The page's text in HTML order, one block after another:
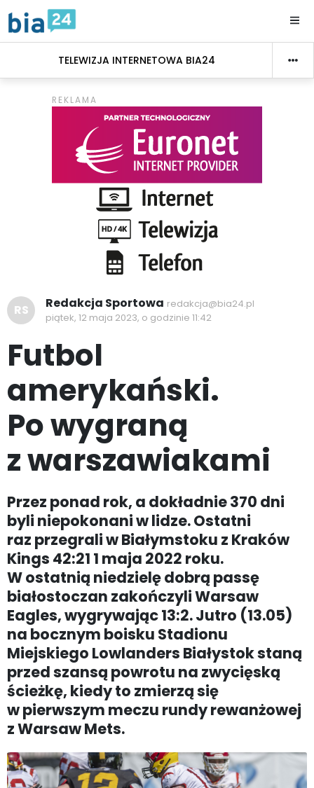
TELEWIZJA INTERNETOWA BIA24
RS Redakcja Sportowa redakcja@bia24.pl
piątek, 12 maja 2023, o godzinie 11:42
Futbol
amerykański.
Po wygraną
z warszawiakami
Przez ponad rok, a dokładnie 370 dni
byli niepokonani w lidze. Ostatni
raz przegrali w Białymstoku z Kraków
Kings 42:21 1 maja 2022 roku.
W ostatnią niedzielę dobrą passę
białostoczan zakończyli Warsaw
Eagles, wygrywając 13:2. Jutro (13.05)
na bocznym boisku Stadionu
Miejskiego Lowlanders Białystok staną
przed szansą powrotu na zwycięską
ścieżkę, kiedy to zmierzą się
w pierwszym meczu rundy rewanżowej
z Warsaw Mets.